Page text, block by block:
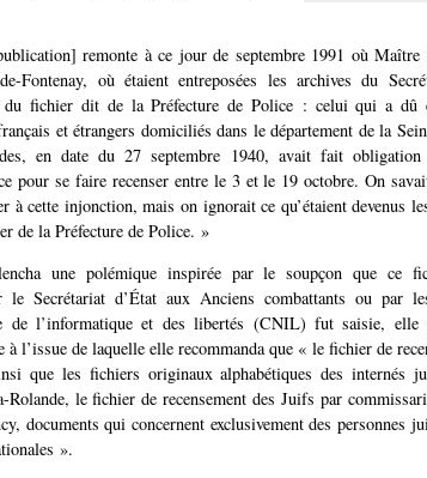
remonte à ce jour de septembre 1991 où
Fontenay, où étaient entreposées les archives du
du fichier dit de la Préfecture de Police : celui qui a dû
et étrangers domiciliés dans le département de la
en date du 27 septembre 1940, avait fait
pour se faire recenser entre le 3 et le 19 octobre. On
à cette injonction, mais on ignorait ce qu’étaient devenus
de la Préfecture de Police. »
une polémique inspirée par le soupçon que ce
le Secrétariat d’État aux Anciens combattants ou par
de l’informatique et des libertés (CNIL) fut saisie, elle
à l’issue de laquelle elle recommanda que « le fichier de
que les fichiers originaux alphabétiques des internés
Rolande, le fichier de recensement des Juifs par
documents qui concernent exclusivement des personnes
».